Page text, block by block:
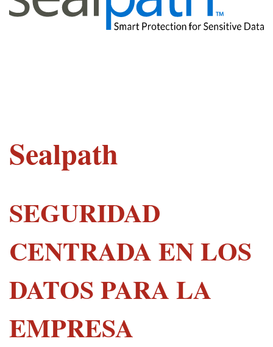
Sealpath
SEGURIDAD
CENTRADA EN LOS
DATOS PARA LA
EMPRESA